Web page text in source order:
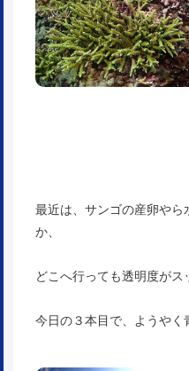
最近は、サンゴの産卵や
か、
どこへ行っても透明度がス
今日の３本目で、ようやく